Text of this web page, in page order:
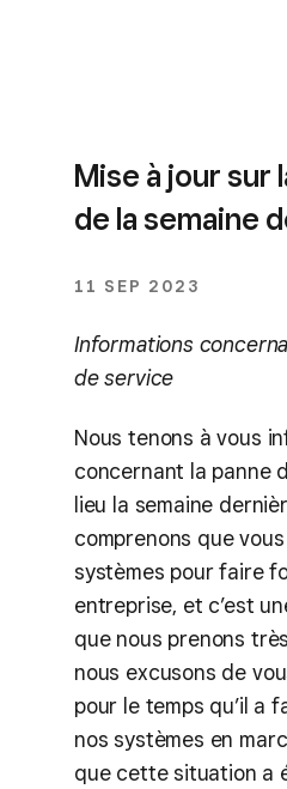
Mise à jour sur
de la semaine
11 SEP 2023
Informations
de service
Nous tenons à vous
concernant la panne
lieu la semaine
comprenons que
systèmes pour faire
entreprise, et c’est
que nous prenons
nous excusons de
pour le temps qu’il a
nos systèmes en
que cette situation a